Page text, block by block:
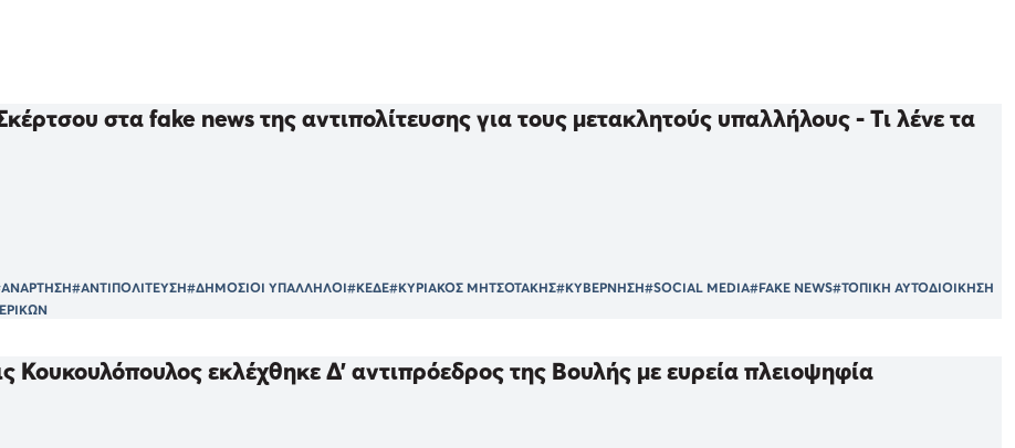
στα fake news της αντιπολίτευσης για τους μετακλητούς υπαλλήλους - Τι λένε τα
#ΑΝΤΙΠΟΛΙΤΕΥΣΗ#ΔΗΜΟΣΙΟΙ ΥΠΑΛΛΗΛΟΙ#ΚΕΔΕ#ΚΥΡΙΑΚΟΣ ΜΗΤΣΟΤΑΚΗΣ#ΚΥΒΕΡΝΗΣΗ#SOCIAL MEDIA#FAKE NEWS#ΤΟΠΙΚΗ ΑΥΤΟΔΙΟΙΚΗΣΗ
Κουκουλόπουλος εκλέχθηκε Δ’ αντιπρόεδρος της Βουλής με ευρεία πλειοψηφία